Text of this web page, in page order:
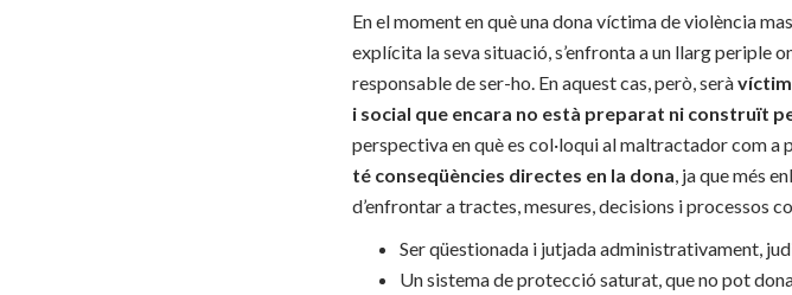
En el moment en què una dona víctima de violència
explícita la seva situació, s’enfronta a un llarg periple
responsable de ser-ho. En aquest cas, però, serà
i social que encara no està preparat ni construït
perspectiva en què es col·loqui al maltractador com a
té conseqüències directes en la dona , ja que més
d’enfrontar a tractes, mesures, decisions i processos
Ser qüestionada i jutjada administrativament,
Un sistema de protecció saturat, que no pot